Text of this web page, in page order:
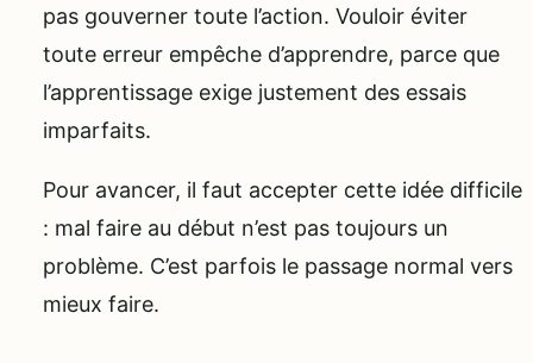
pas gouverner toute l’action. Vouloir éviter
toute erreur empêche d’apprendre, parce que
l’apprentissage exige justement des essais
imparfaits.
Pour avancer, il faut accepter cette idée difficile
: mal faire au début n’est pas toujours un
problème. C’est parfois le passage normal vers
mieux faire.